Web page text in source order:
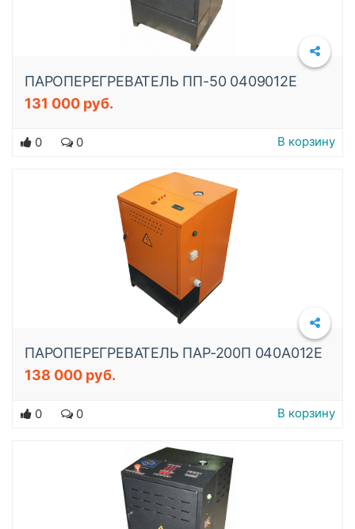
ПАРОПЕРЕГРЕВАТЕЛЬ ПП-50 0409012E
131 000 руб.
0 0 В корзину
ПАРОПЕРЕГРЕВАТЕЛЬ ПАР-200П 040A012E
138 000 руб.
0 0 В корзину